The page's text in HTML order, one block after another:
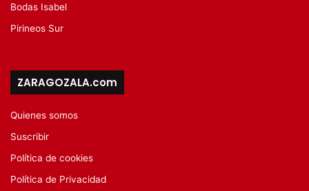
Bodas Isabel
Pirineos Sur
ZARAGOZALA.com
Quienes somos
Suscribir
Política de cookies
Política de Privacidad